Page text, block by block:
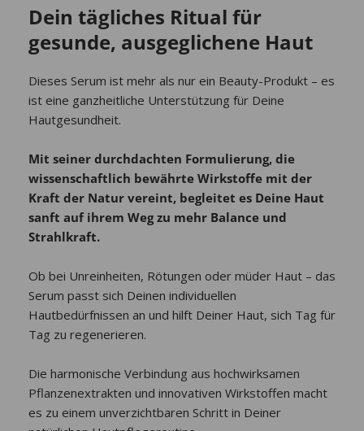
Dein tägliches Ritual für
gesunde, ausgeglichene Haut
Dieses Serum ist mehr als nur ein Beauty-Produkt – es
ist eine ganzheitliche Unterstützung für Deine
Hautgesundheit.
Mit seiner durchdachten Formulierung, die
wissenschaftlich bewährte Wirkstoffe mit der
Kraft der Natur vereint, begleitet es Deine Haut
sanft auf ihrem Weg zu mehr Balance und
Strahlkraft.
Ob bei Unreinheiten, Rötungen oder müder Haut – das
Serum passt sich Deinen individuellen
Hautbedürfnissen an und hilft Deiner Haut, sich Tag für
Tag zu regenerieren.
Die harmonische Verbindung aus hochwirksamen
Pflanzenextrakten und innovativen Wirkstoffen macht
es zu einem unverzichtbaren Schritt in Deiner